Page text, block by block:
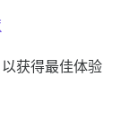
获得最佳体验